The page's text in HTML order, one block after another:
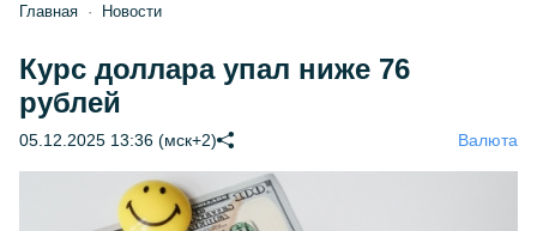
Главная Новости
Курс доллара упал ниже 76
рублей
05.12.2025 13:36 (мск+2) Валюта